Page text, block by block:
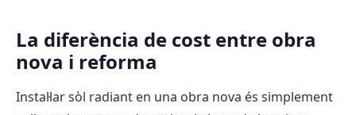
La diferència de cost entre obra
nova i reforma
Instal·lar sòl radiant en una obra nova és simplement